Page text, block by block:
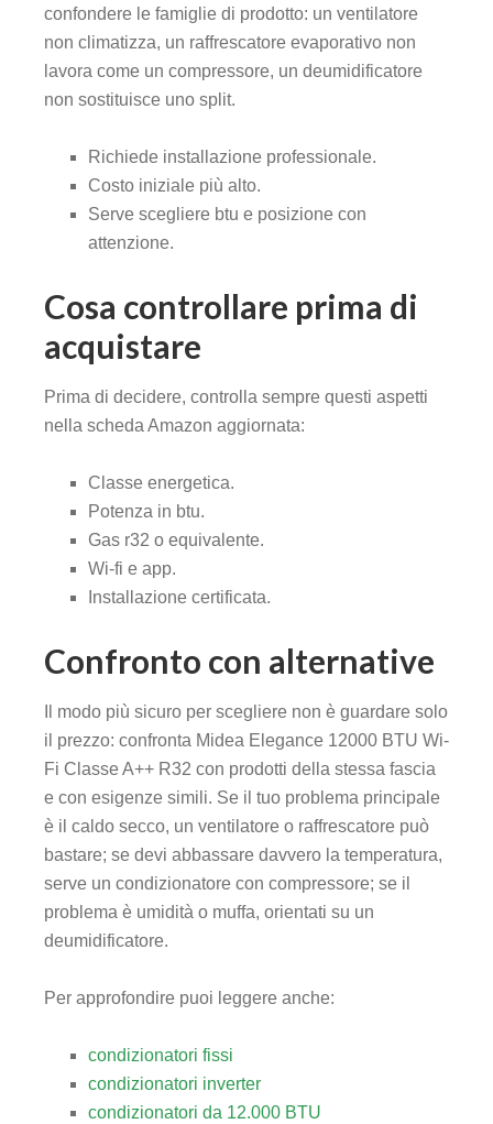
confondere le famiglie di prodotto: un ventilatore
non climatizza, un raffrescatore evaporativo non
lavora come un compressore, un deumidificatore
non sostituisce uno split.
Richiede installazione professionale.
Costo iniziale più alto.
Serve scegliere btu e posizione con
attenzione.
Cosa controllare prima di
acquistare
Prima di decidere, controlla sempre questi aspetti
nella scheda Amazon aggiornata:
Classe energetica.
Potenza in btu.
Gas r32 o equivalente.
Wi-fi e app.
Installazione certificata.
Confronto con alternative
Il modo più sicuro per scegliere non è guardare solo
il prezzo: confronta Midea Elegance 12000 BTU Wi-
Fi Classe A++ R32 con prodotti della stessa fascia
e con esigenze simili. Se il tuo problema principale
è il caldo secco, un ventilatore o raffrescatore può
bastare; se devi abbassare davvero la temperatura,
serve un condizionatore con compressore; se il
problema è umidità o muffa, orientati su un
deumidificatore.
Per approfondire puoi leggere anche:
condizionatori fissi
condizionatori inverter
condizionatori da 12.000 BTU